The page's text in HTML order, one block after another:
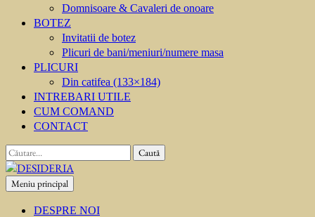
Domnisoare & Cavaleri de onoare
BOTEZ
Invitatii de botez
Plicuri de bani/meniuri/numere masa
PLICURI
Din catifea (133×184)
INTREBARI UTILE
CUM COMAND
CONTACT
Caută
după:
DESIDERIA
Creator de invitati
Meniu principal
DESPRE NOI